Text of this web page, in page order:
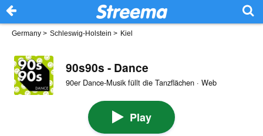
Germany > Schleswig-Holstein > Kiel
90s90s - Dance
90er Dance-Musik füllt die Tanzflächen · Web
Play